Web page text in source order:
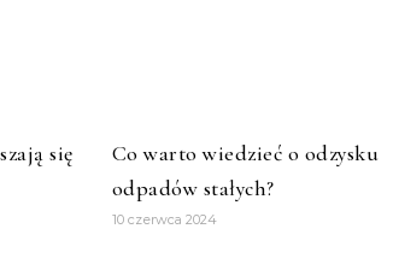
się
Co warto wiedzieć o odzysku
odpadów stałych?
10 czerwca 2024